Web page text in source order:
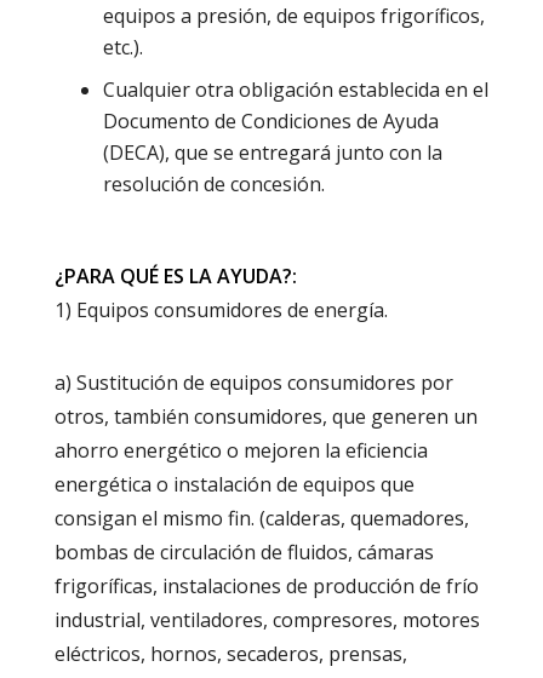
equipos a presión, de equipos frigoríficos,
etc.).
Cualquier otra obligación establecida en el
Documento de Condiciones de Ayuda
(DECA), que se entregará junto con la
resolución de concesión.
¿PARA QUÉ ES LA AYUDA?:
1) Equipos consumidores de energía.
a) Sustitución de equipos consumidores por
otros, también consumidores, que generen un
ahorro energético o mejoren la eficiencia
energética o instalación de equipos que
consigan el mismo fin. (calderas, quemadores,
bombas de circulación de fluidos, cámaras
frigoríficas, instalaciones de producción de frío
industrial, ventiladores, compresores, motores
eléctricos, hornos, secaderos, prensas,